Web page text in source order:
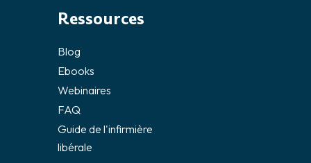
Ressources
Blog
Ebooks
Webinaires
FAQ
Guide de l'infirmière
libérale